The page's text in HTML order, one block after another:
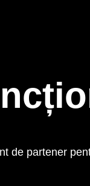
de partener